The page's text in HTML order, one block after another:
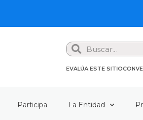
Search
EVALÚA ESTE SITIO
Participa La Entidad